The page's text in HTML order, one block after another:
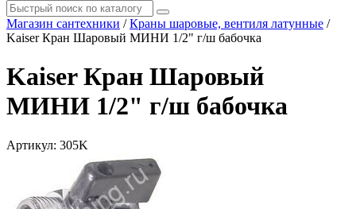
Магазин сантехники / Краны шаровые, вентиля латунные /
Kaiser Кран Шаровый МИНИ 1/2" г/ш бабочка
Kaiser Кран Шаровый
МИНИ 1/2" г/ш бабочка
Артикул: 305K